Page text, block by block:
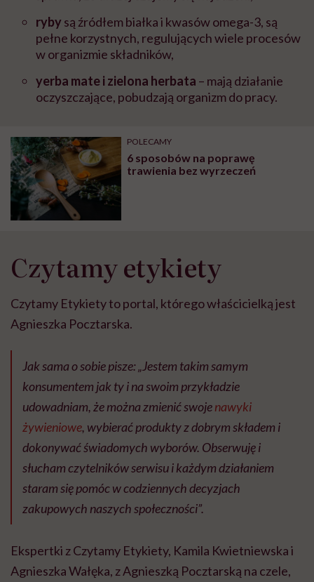
ryby są źródłem białka i kwasów omega-3, są
pełne korzystnych, regulujących wiele procesów
w organizmie składników,
yerba mate i zielona herbata – mają działanie
oczyszczające, pobudzają organizm do pracy.
POLECAMY
6 sposobów na poprawę
trawienia bez wyrzeczeń
Czytamy etykiety
Czytamy Etykiety to portal, którego właścicielką jest
Agnieszka Pocztarska.
Jak sama o sobie pisze:„Jestem takim samym
konsumentem jak ty i na swoim przykładzie
udowadniam, że można zmienić swojenawyki
żywieniowe, wybierać produkty z dobrym składem i
dokonywać świadomych wyborów. Obserwuję i
słucham czytelników serwisu i każdym działaniem
staram się pomóc w codziennych decyzjach
zakupowych naszych społeczności”.
Ekspertki z Czytamy Etykiety, Kamila Kwietniewska i
Agnieszka Wałęka, z Agnieszką Pocztarską na czele,